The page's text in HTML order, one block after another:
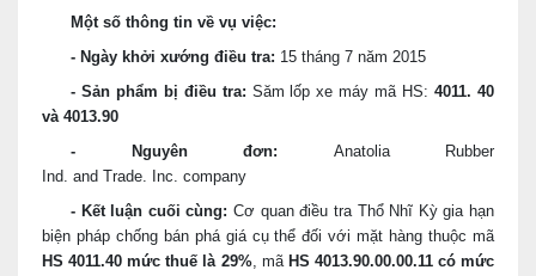
Một số thông tin về vụ việc:
- Ngày khởi xướng điều tra: 15 tháng 7 năm 2015
- Sản phẩm bị điều tra: Săm lốp xe máy mã HS:4011. 40
và 4013.90
- Nguyên đơn: Anatolia Rubber
Ind. and Trade. Inc. company
- Kết luận cuối cùng: Cơ quan điều tra Thổ Nhĩ Kỳ gia hạn
biện pháp chống bán phá giá cụ thể đối với mặt hàng thuộc mã
HS 4011.40 mức thuế là 29%, mã HS 4013.90.00.00.11 có mức